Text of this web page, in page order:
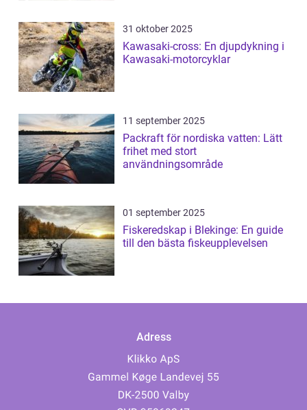
31 oktober 2025
Kawasaki-cross: En djupdykning i
Kawasaki-motorcyklar
11 september 2025
Packraft för nordiska vatten: Lätt
frihet med stort
användningsområde
01 september 2025
Fiskeredskap i Blekinge: En guide
till den bästa fiskeupplevelsen
Adress